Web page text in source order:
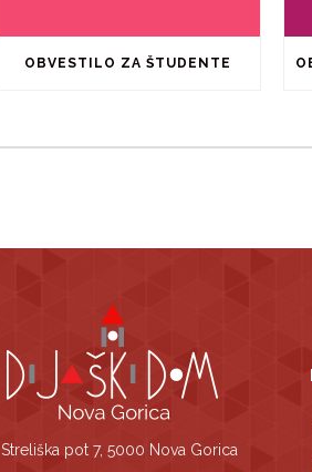
OBVESTILO ZA ŠTUDENTE
Streliška pot 7, 5000 Nova Gorica